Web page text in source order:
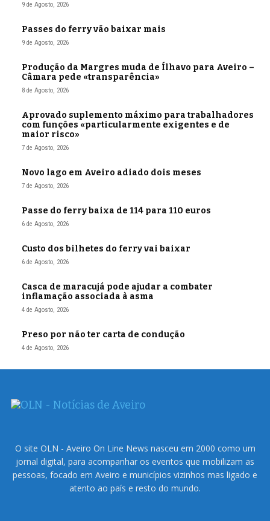
9 de Agosto, 2026
Passes do ferry vão baixar mais
9 de Agosto, 2026
Produção da Margres muda de Ílhavo para Aveiro –
Câmara pede «transparência»
8 de Agosto, 2026
Aprovado suplemento máximo para trabalhadores
com funções «particularmente exigentes e de
maior risco»
7 de Agosto, 2026
Novo lago em Aveiro adiado dois meses
7 de Agosto, 2026
Passe do ferry baixa de 114 para 110 euros
6 de Agosto, 2026
Custo dos bilhetes do ferry vai baixar
6 de Agosto, 2026
Casca de maracujá pode ajudar a combater
inflamação associada à asma
4 de Agosto, 2026
Preso por não ter carta de condução
4 de Agosto, 2026
O site OLN - Aveiro On Line News nasceu em 2000 como um
jornal digital, para acompanhar os eventos que mobilizam as
pessoas, focado em Aveiro e municípios vizinhos mas ligado e
atento ao país e resto do mundo.